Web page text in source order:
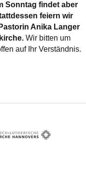
Sonntag findet aber
feiern wir
Anika Langer
Wir bitten um
auf Ihr Verständnis.